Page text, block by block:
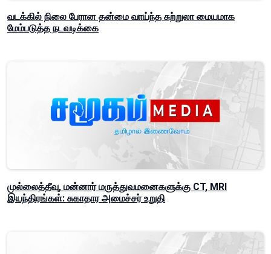
வடக்கில் நிலை பேரான தன்மை வாய்ந்த சுற்றுலா மையமாக
மேம்படுத்த நடவடிக்கை
முல்லைத்தீவு, மன்னார் மருத்துவமனைகளுக்கு CT, MRI
இயந்திரங்கள்: சுகாதார அமைச்சர் உறுதி